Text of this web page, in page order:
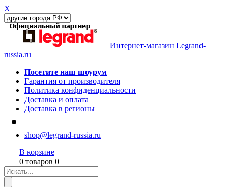
X
Интернет-магазин Legrand-
russia.ru
Посетите наш шоурум
Гарантия от производителя
Политика конфиденциальности
Доставка и оплата
Доставка в регионы
shop@legrand-russia.ru
В корзине
0 товаров 0